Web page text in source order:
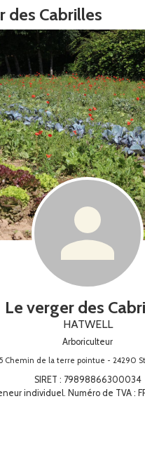
des Cabrilles
Le verger des
HATWELL
Arboriculteur
Chemin de la terre pointue - 24290
SIRET : 79898866300034
individuel. Numéro de TVA :